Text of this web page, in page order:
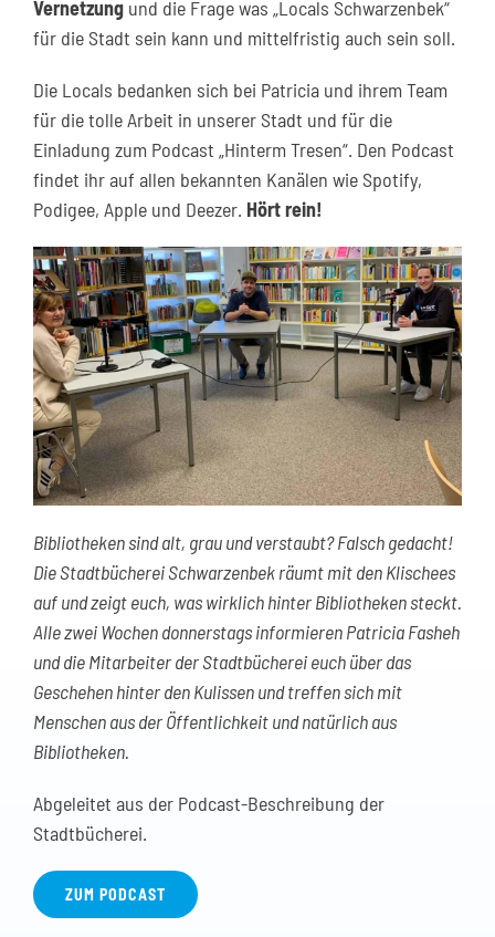
Vernetzungund die Frage was „Locals Schwarzenbek“
für die Stadt sein kann und mittelfristig auch sein soll.
Die Locals bedanken sich bei Patricia und ihrem Team
für die tolle Arbeit in unserer Stadt und für die
Einladung zum Podcast „Hinterm Tresen“. Den Podcast
findet ihr auf allen bekannten Kanälen wie Spotify,
Podigee, Apple und Deezer. Hört rein!
Bibliotheken sind alt, grau und verstaubt? Falsch gedacht!
Die Stadtbücherei Schwarzenbek räumt mit den Klischees
auf und zeigt euch, was wirklich hinter Bibliotheken steckt.
Alle zwei Wochen donnerstags informieren Patricia Fasheh
und die Mitarbeiter der Stadtbücherei euch über das
Geschehen hinter den Kulissen und treffen sich mit
Menschen aus der Öffentlichkeit und natürlich aus
Bibliotheken.
Abgeleitet aus der Podcast-Beschreibung der
Stadtbücherei.
ZUM PODCAST